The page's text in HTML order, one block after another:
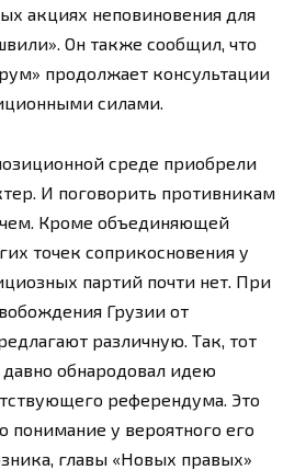
акциях неповиновения для
Он также сообщил, что
продолжает консультации
силами.
среде приобрели
И поговорить противникам
Кроме объединяющей
точек соприкосновения у
партий почти нет. При
Грузии от
различную. Так, тот
обнародовал идею
референдума. Это
понимание у вероятного его
главы «Новых правых»